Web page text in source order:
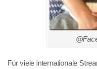
Für viele internationale